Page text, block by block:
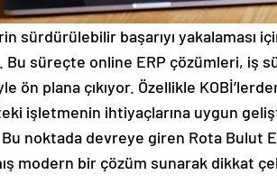
sürdürülebilir başarıyı yakalaması
Bu süreçte online ERP çözümleri, iş
ön plana çıkıyor. Özellikle
işletmenin ihtiyaçlarına uygun
noktada devreye giren Rota Bulut
modern bir çözüm sunarak dikkat